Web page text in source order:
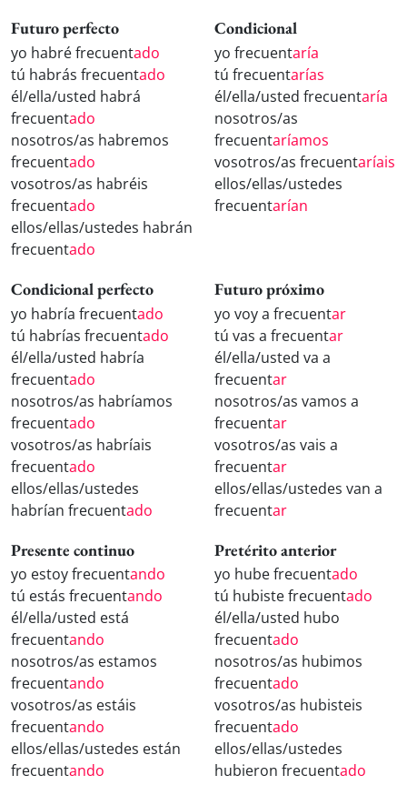
Futuro perfecto
yo habré frecuentado
tú habrás frecuentado
él/ella/usted habrá
frecuentado
nosotros/as habremos
frecuentado
vosotros/as habréis
frecuentado
ellos/ellas/ustedes habrán
frecuentado
Condicional
yo frecuentaría
tú frecuentarías
él/ella/usted frecuentaría
nosotros/as
frecuentaríamos
vosotros/as frecuentaríais
ellos/ellas/ustedes
frecuentarían
Condicional perfecto
yo habría frecuentado
tú habrías frecuentado
él/ella/usted habría
frecuentado
nosotros/as habríamos
frecuentado
vosotros/as habríais
frecuentado
ellos/ellas/ustedes
habrían frecuentado
Futuro próximo
yo voy a frecuentar
tú vas a frecuentar
él/ella/usted va a
frecuentar
nosotros/as vamos a
frecuentar
vosotros/as vais a
frecuentar
ellos/ellas/ustedes van a
frecuentar
Presente continuo
yo estoy frecuentando
tú estás frecuentando
él/ella/usted está
frecuentando
nosotros/as estamos
frecuentando
vosotros/as estáis
frecuentando
ellos/ellas/ustedes están
frecuentando
Pretérito anterior
yo hube frecuentado
tú hubiste frecuentado
él/ella/usted hubo
frecuentado
nosotros/as hubimos
frecuentado
vosotros/as hubisteis
frecuentado
ellos/ellas/ustedes
hubieron frecuentado